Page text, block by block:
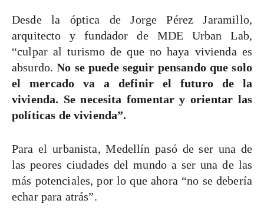
Desde la óptica de Jorge Pérez Jaramillo,
arquitecto y fundador de MDE Urban Lab,
“culpar al turismo de que no haya vivienda es
absurdo.No se puede seguir pensando que solo
el mercado va a definir el futuro de la
vivienda. Se necesita fomentar y orientar las
políticas de vivienda”.
Para el urbanista, Medellín pasó de ser una de
las peores ciudades del mundo a ser una de las
más potenciales, por lo que ahora “no se debería
echar para atrás”.